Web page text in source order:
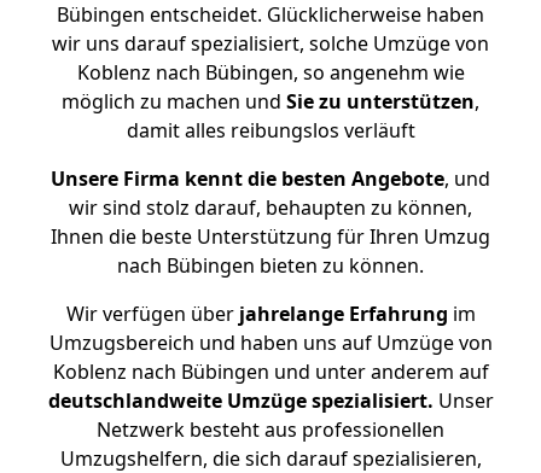
Bübingen entscheidet. Glücklicherweise haben
wir uns darauf spezialisiert, solche Umzüge von
Koblenz nach Bübingen, so angenehm wie
möglich zu machen und Sie zu unterstützen,
damit alles reibungslos verläuft
Unsere Firma kennt die besten Angebote, und
wir sind stolz darauf, behaupten zu können,
Ihnen die beste Unterstützung für Ihren Umzug
nach Bübingen bieten zu können.
Wir verfügen überjahrelange Erfahrung im
Umzugsbereich und haben uns auf Umzüge von
Koblenz nach Bübingen und unter anderem auf
deutschlandweite Umzüge spezialisiert. Unser
Netzwerk besteht aus professionellen
Umzugshelfern, die sich darauf spezialisieren,